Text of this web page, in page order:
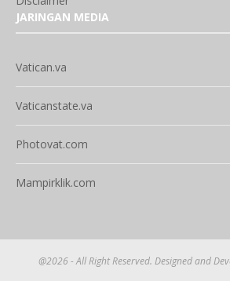
JARINGAN MEDIA
Vatican.va
Vaticanstate.va
Photovat.com
Mampirklik.com
@2026 - All Right Reserved. Designed and